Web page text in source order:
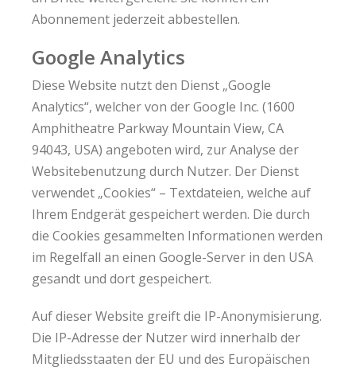
Abonnement jederzeit abbestellen.
Google Analytics
Diese Website nutzt den Dienst „Google
Analytics“, welcher von der Google Inc. (1600
Amphitheatre Parkway Mountain View, CA
94043, USA) angeboten wird, zur Analyse der
Websitebenutzung durch Nutzer. Der Dienst
verwendet „Cookies“ – Textdateien, welche auf
Ihrem Endgerät gespeichert werden. Die durch
die Cookies gesammelten Informationen werden
im Regelfall an einen Google-Server in den USA
gesandt und dort gespeichert.
Auf dieser Website greift die IP-Anonymisierung.
Die IP-Adresse der Nutzer wird innerhalb der
Mitgliedsstaaten der EU und des Europäischen